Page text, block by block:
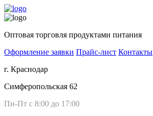
Оптовая торговля продуктами питания
Оформление заявки Прайс-лист Контакты
г. Краснодар
Симферопольская 62
Пн-Пт с 8:00 до 17:00